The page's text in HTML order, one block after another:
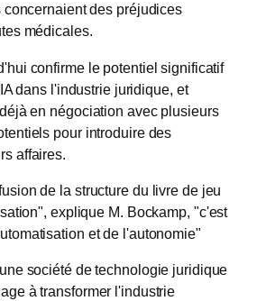
concernaient des préjudices
médicales.
confirme le potentiel significatif
dans l'industrie juridique, et
en négociation avec plusieurs
pour introduire des
affaires.
de la structure du livre de jeu
explique M. Bockamp, "c'est
et de l'autonomie"
société de technologie juridique
à transformer l'industrie